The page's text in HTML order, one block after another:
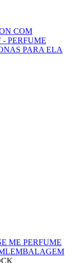
COM
- PERFUME
PARA ELA
ME PERFUME
EMBALAGEM